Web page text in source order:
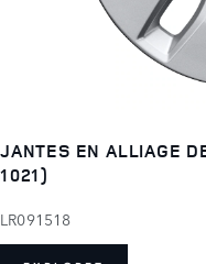
JANTES EN ALLIAGE
1021)
LR091518